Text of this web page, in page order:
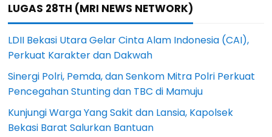
LUGAS 28TH (MRI NEWS NETWORK)
LDII Bekasi Utara Gelar Cinta Alam Indonesia (CAI),
Perkuat Karakter dan Dakwah
Sinergi Polri, Pemda, dan Senkom Mitra Polri Perkuat
Pencegahan Stunting dan TBC di Mamuju
Kunjungi Warga Yang Sakit dan Lansia, Kapolsek
Bekasi Barat Salurkan Bantuan